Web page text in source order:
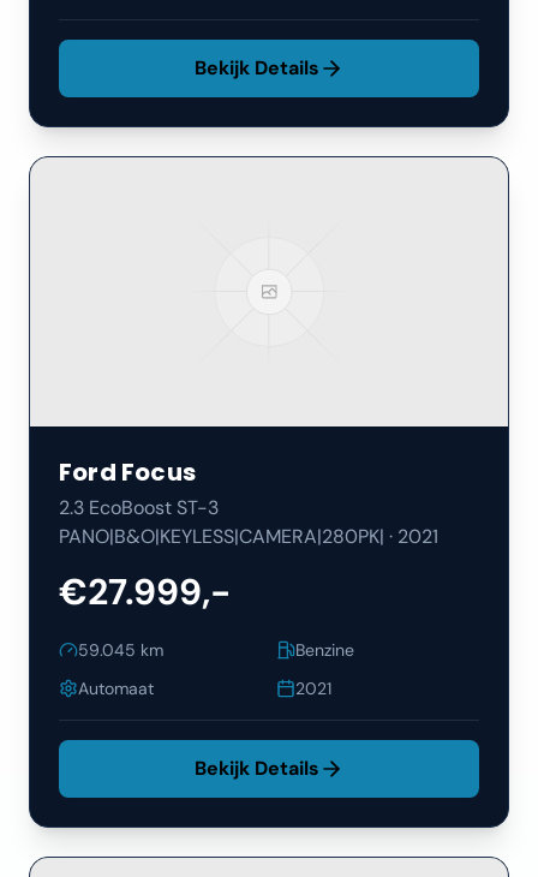
Bekijk Details
Ford Focus
2.3 EcoBoost ST-3
PANO|B&O|KEYLESS|CAMERA|280PK| · 2021
€27.999,-
59.045 km
Benzine
Automaat
2021
Bekijk Details